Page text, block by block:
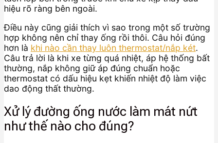
hiệu rõ ràng bên ngoài.
Điều này cũng giải thích vì sao trong một số trường
hợp không nên chỉ thay ống rồi thôi. Câu hỏi đúng
hơn là khi nào cần thay luôn thermostat/nắp két.
Câu trả lời là khi xe từng quá nhiệt, áp hệ thống bất
thường, nắp không giữ áp đúng chuẩn hoặc
thermostat có dấu hiệu kẹt khiến nhiệt độ làm việc
dao động thất thường.
Xử lý đường ống nước làm mát nứt
như thế nào cho đúng?